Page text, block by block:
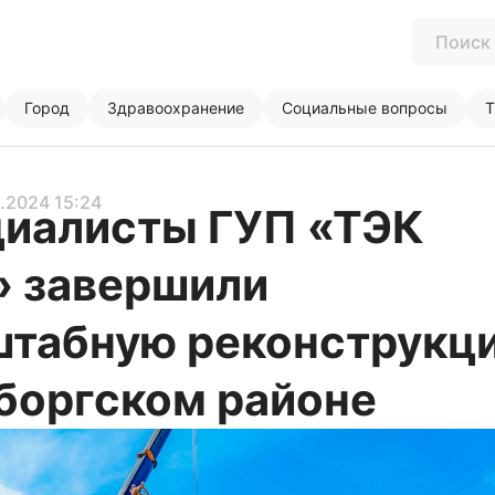
Город Здравоохранение Социальные вопросы
15:24
ГУП «ТЭК
завершили
районе